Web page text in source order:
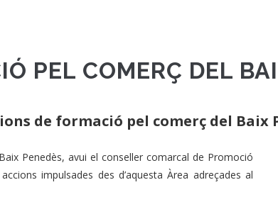
PEL COMERÇ DEL
de formació pel comerç del Baix
Penedès, avui el conseller comarcal de Promoció
impulsades des d’aquesta Àrea adreçades al